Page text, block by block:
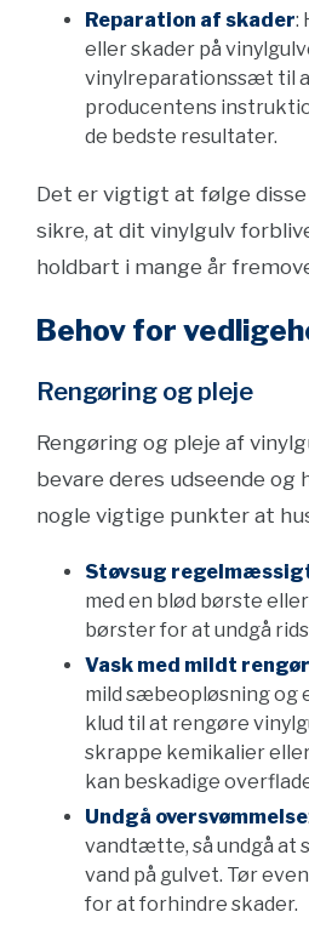
Reparation af skader:
eller skader på
vinylreparationssæt til
producentens
de bedste resultater.
Det er vigtigt at følge
sikre, at dit vinylgulv
holdbart i mange år
Behov for
Rengøring og pleje
Rengøring og pleje af
bevare deres udseende og
nogle vigtige punkter at
Støvsug
med en blød børste
børster for at undgå
Vask med mildt
mild sæbeopløsning og
klud til at rengøre
skrappe kemikalier
kan beskadige
Undgå oversvømmelse
vandtætte, så undgå at
vand på gulvet. Tør
for at forhindre skader.